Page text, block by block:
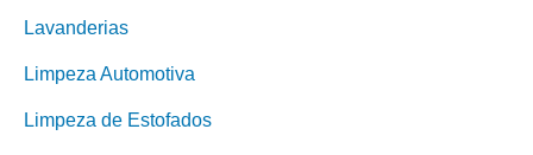
Lavanderias
Limpeza Automotiva
Limpeza de Estofados